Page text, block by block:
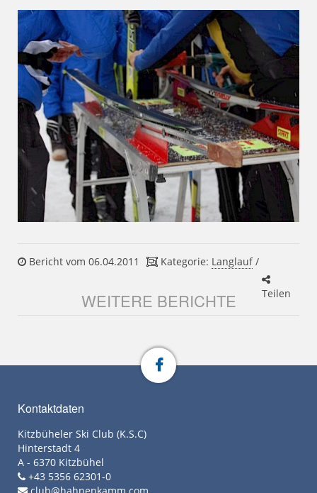
Bericht vom 06.04.2011 Kategorie: Langlauf/
Teilen
WEITERE BERICHTE
Kontaktdaten
Kitzbüheler Ski Club (K.S.C)
Hinterstadt 4
A - 6370 Kitzbühel
+43 5356 62301-0